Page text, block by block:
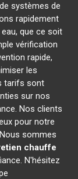
systèmes de
rapidement
que ce soit
vérification
rapide,
les
tarifs sont
sur nos
Nos clients
pour notre
sommes
chauffe
N'hésitez